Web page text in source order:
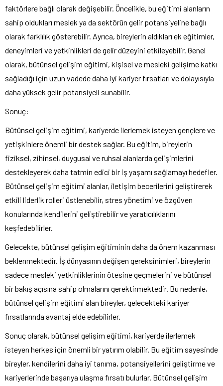
faktörlere bağlı olarak değişebilir. Öncelikle, bu eğitimi alanların
sahip oldukları meslek ya da sektörün gelir potansiyeline bağlı
olarak farklılık gösterebilir. Ayrıca, bireylerin aldıkları ek eğitimler,
deneyimleri ve yetkinlikleri de gelir düzeyini etkileyebilir. Genel
olarak, bütünsel gelişim eğitimi, kişisel ve mesleki gelişime katkı
sağladığı için uzun vadede daha iyi kariyer fırsatları ve dolayısıyla
daha yüksek gelir potansiyeli sunabilir.
Sonuç:
Bütünsel gelişim eğitimi, kariyerde ilerlemek isteyen gençlere ve
yetişkinlere önemli bir destek sağlar. Bu eğitim, bireylerin
fiziksel, zihinsel, duygusal ve ruhsal alanlarda gelişimlerini
destekleyerek daha tatmin edici bir iş yaşamı sağlamayı hedefler.
Bütünsel gelişim eğitimi alanlar, iletişim becerilerini geliştirerek
etkili liderlik rolleri üstlenebilir, stres yönetimi ve özgüven
konularında kendilerini geliştirebilir ve yaratıcılıklarını
keşfedebilirler.
Gelecekte, bütünsel gelişim eğitiminin daha da önem kazanması
beklenmektedir. İş dünyasının değişen gereksinimleri, bireylerin
sadece mesleki yetkinliklerinin ötesine geçmelerini ve bütünsel
bir bakış açısına sahip olmalarını gerektirmektedir. Bu nedenle,
bütünsel gelişim eğitimi alan bireyler, gelecekteki kariyer
fırsatlarında avantaj elde edebilirler.
Sonuç olarak, bütünsel gelişim eğitimi, kariyerde ilerlemek
isteyen herkes için önemli bir yatırım olabilir. Bu eğitim sayesinde
bireyler, kendilerini daha iyi tanıma, potansiyellerini geliştirme ve
kariyerlerinde başarıya ulaşma fırsatı bulurlar. Bütünsel gelişim